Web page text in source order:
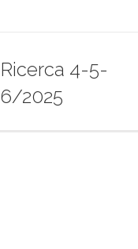
Ricerca 4-5-
6/2025